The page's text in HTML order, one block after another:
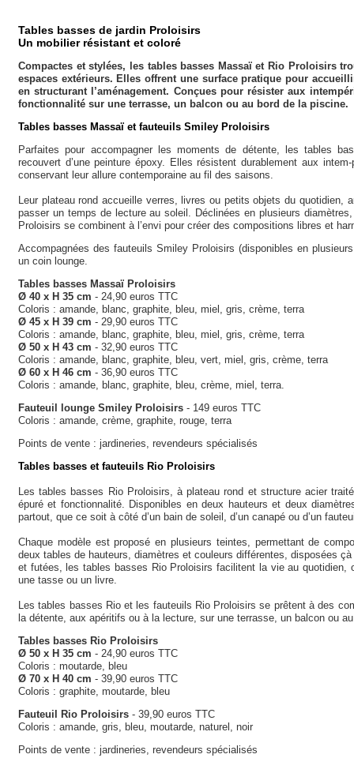
Tables basses de jardin Proloisirs
Un mobilier résistant et coloré
Compactes et stylées, les tables basses Massaï et Rio Proloisirs
espaces extérieurs. Elles offrent une surface pratique pour
en structurant l’aménagement. Conçues pour résister aux
fonctionnalité sur une terrasse, un balcon ou au bord de la piscine.
Tables basses Massaï et fauteuils Smiley Proloisirs
Parfaites pour accompagner les moments de détente, les tables
recouvert d’une peinture époxy. Elles résistent durablement aux
conservant leur allure contemporaine au fil des saisons.
Leur plateau rond accueille verres, livres ou petits objets du quotidien,
passer un temps de lecture au soleil. Déclinées en plusieurs
Proloisirs se combinent à l’envi pour créer des compositions libres et
Accompagnées des fauteuils Smiley Proloisirs (disponibles en
un coin lounge.
Tables basses Massaï Proloisirs
Ø 40 x H 35 cm - 24,90 euros TTC
Coloris : amande, blanc, graphite, bleu, miel, gris, crème, terra
Ø 45 x H 39 cm - 29,90 euros TTC
Coloris : amande, blanc, graphite, bleu, miel, gris, crème, terra
Ø 50 x H 43 cm - 32,90 euros TTC
Coloris : amande, blanc, graphite, bleu, vert, miel, gris, crème, terra
Ø 60 x H 46 cm - 36,90 euros TTC
Coloris : amande, blanc, graphite, bleu, crème, miel, terra.
Fauteuil lounge Smiley Proloisirs - 149 euros TTC
Coloris : amande, crème, graphite, rouge, terra
Points de vente : jardineries, revendeurs spécialisés
Tables basses et fauteuils Rio Proloisirs
Les tables basses Rio Proloisirs, à plateau rond et structure acier
épuré et fonctionnalité. Disponibles en deux hauteurs et deux
partout, que ce soit à côté d’un bain de soleil, d’un canapé ou d’un
Chaque modèle est proposé en plusieurs teintes, permettant de
deux tables de hauteurs, diamètres et couleurs différentes, disposées
et futées, les tables basses Rio Proloisirs facilitent la vie au quotidien,
une tasse ou un livre.
Les tables basses Rio et les fauteuils Rio Proloisirs se prêtent à des
la détente, aux apéritifs ou à la lecture, sur une terrasse, un balcon ou
Tables basses Rio Proloisirs
Ø 50 x H 35 cm - 24,90 euros TTC
Coloris : moutarde, bleu
Ø 70 x H 40 cm - 39,90 euros TTC
Coloris : graphite, moutarde, bleu
Fauteuil Rio Proloisirs - 39,90 euros TTC
Coloris : amande, gris, bleu, moutarde, naturel, noir
Points de vente : jardineries, revendeurs spécialisés